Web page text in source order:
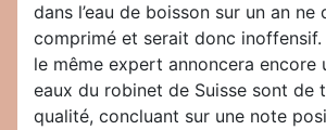
dans l’eau de boisson sur un an ne
comprimé et serait donc
le même expert annoncera encore
eaux du robinet de Suisse sont de
qualité, concluant sur une note